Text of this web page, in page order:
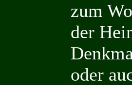
zum
der
oder